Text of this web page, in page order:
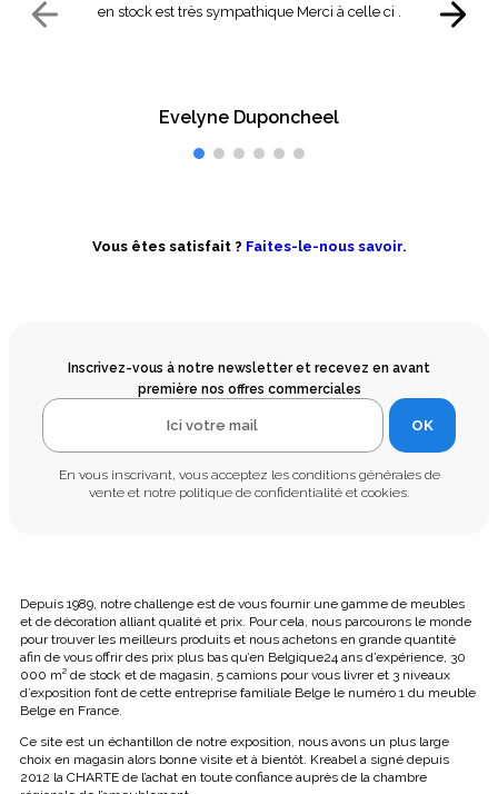
en stock est très sympathique Merci à celle ci .
Evelyne Duponcheel
Vous êtes satisfait ? Faites-le-nous savoir.
Inscrivez-vous à notre newsletter et recevez en avant
première nos offres commerciales
OK
En vous inscrivant, vous acceptez les conditions générales de
vente et notre politique de confidentialité et cookies.
Depuis 1989, notre challenge est de vous fournir une gamme de meubles
et de décoration alliant qualité et prix. Pour cela, nous parcourons le monde
pour trouver les meilleurs produits et nous achetons en grande quantité
afin de vous offrir des prix plus bas qu’en Belgique24 ans d’expérience, 30
000 m² de stock et de magasin, 5 camions pour vous livrer et 3 niveaux
d’exposition font de cette entreprise familiale Belge le numéro 1 du meuble
Belge en France.
Ce site est un échantillon de notre exposition, nous avons un plus large
choix en magasin alors bonne visite et à bientôt. Kreabel a signé depuis
2012 la CHARTE de l’achat en toute confiance auprès de la chambre